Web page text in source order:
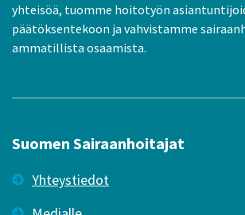
yhteisöä, tuomme hoitotyön
päätöksentekoon ja vahvistamme
ammatillista osaamista.
Suomen Sairaanhoitajat
Yhteystiedot